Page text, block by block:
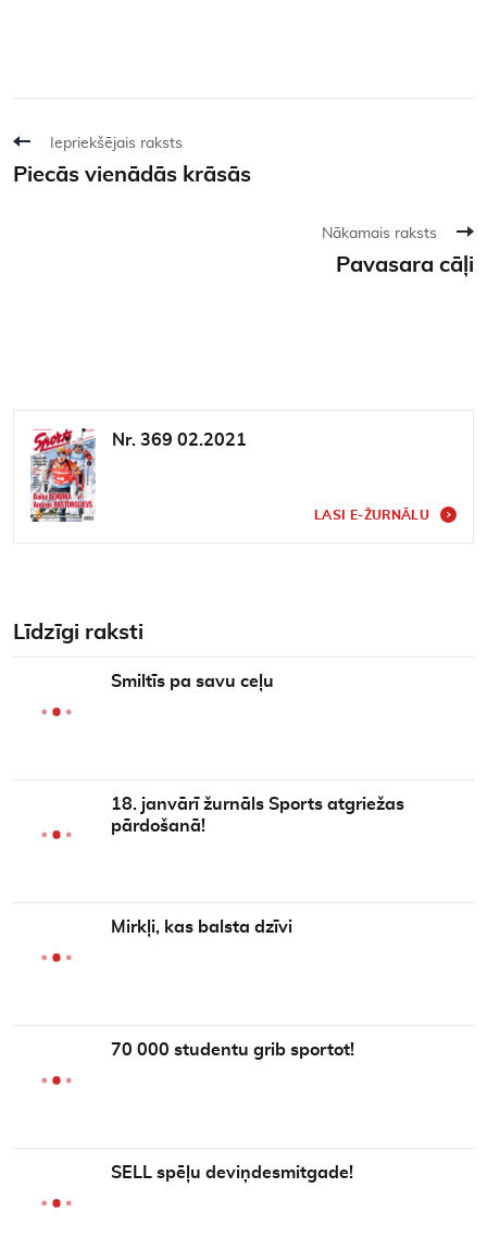
Iepriekšējais raksts
Piecās vienādās krāsās
Nākamais raksts
Pavasara cāļi
Nr. 369 02.2021
LASI E-ŽURNĀLU
Līdzīgi raksti
Smiltīs pa savu ceļu
18. janvārī žurnāls Sports atgriežas
pārdošanā!
Mirkļi, kas balsta dzīvi
70 000 studentu grib sportot!
SELL spēļu deviņdesmitgade!